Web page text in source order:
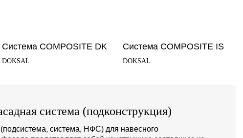
Система COMPOSITE DK
DOKSAL
Система COMPOSITE IS
DOKSAL
система (подконструкция)
система, НФС) для навесного